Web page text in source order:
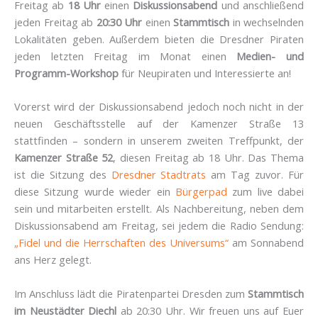
Freitag ab 18 Uhr einen Diskussionsabend und anschließend
jeden Freitag ab 20:30 Uhr einen Stammtisch in wechselnden
Lokalitäten geben. Außerdem bieten die Dresdner Piraten
jeden letzten Freitag im Monat einen Medien- und
Programm-Workshop für Neupiraten und Interessierte an!
Vorerst wird der Diskussionsabend jedoch noch nicht in der
neuen Geschäftsstelle auf der Kamenzer Straße 13
stattfinden – sondern in unserem zweiten Treffpunkt, der
Kamenzer Straße 52, diesen Freitag ab 18 Uhr. Das Thema
ist die Sitzung des Dresdner Stadtrats am Tag zuvor. Für
diese Sitzung wurde wieder ein Bürgerpad zum live dabei
sein und mitarbeiten erstellt. Als Nachbereitung, neben dem
Diskussionsabend am Freitag, sei jedem die Radio Sendung:
„Fidel und die Herrschaften des Universums“ am Sonnabend
ans Herz gelegt.
Im Anschluss lädt die Piratenpartei Dresden zum Stammtisch
im Neustädter Diechl ab 20:30 Uhr. Wir freuen uns auf Euer